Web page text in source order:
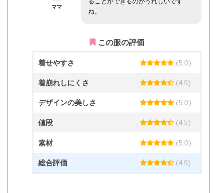
ママ
ね。
この服の評価
着せやすさ (5.0)
着崩れしにくさ (4.5)
デザインの美しさ (5.0)
値段 (4.5)
素材 (5.0)
総合評価 (4.5)